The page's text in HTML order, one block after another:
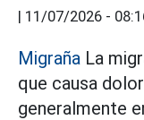
| 11/07/2026 -
Migraña La
que causa
generalmente